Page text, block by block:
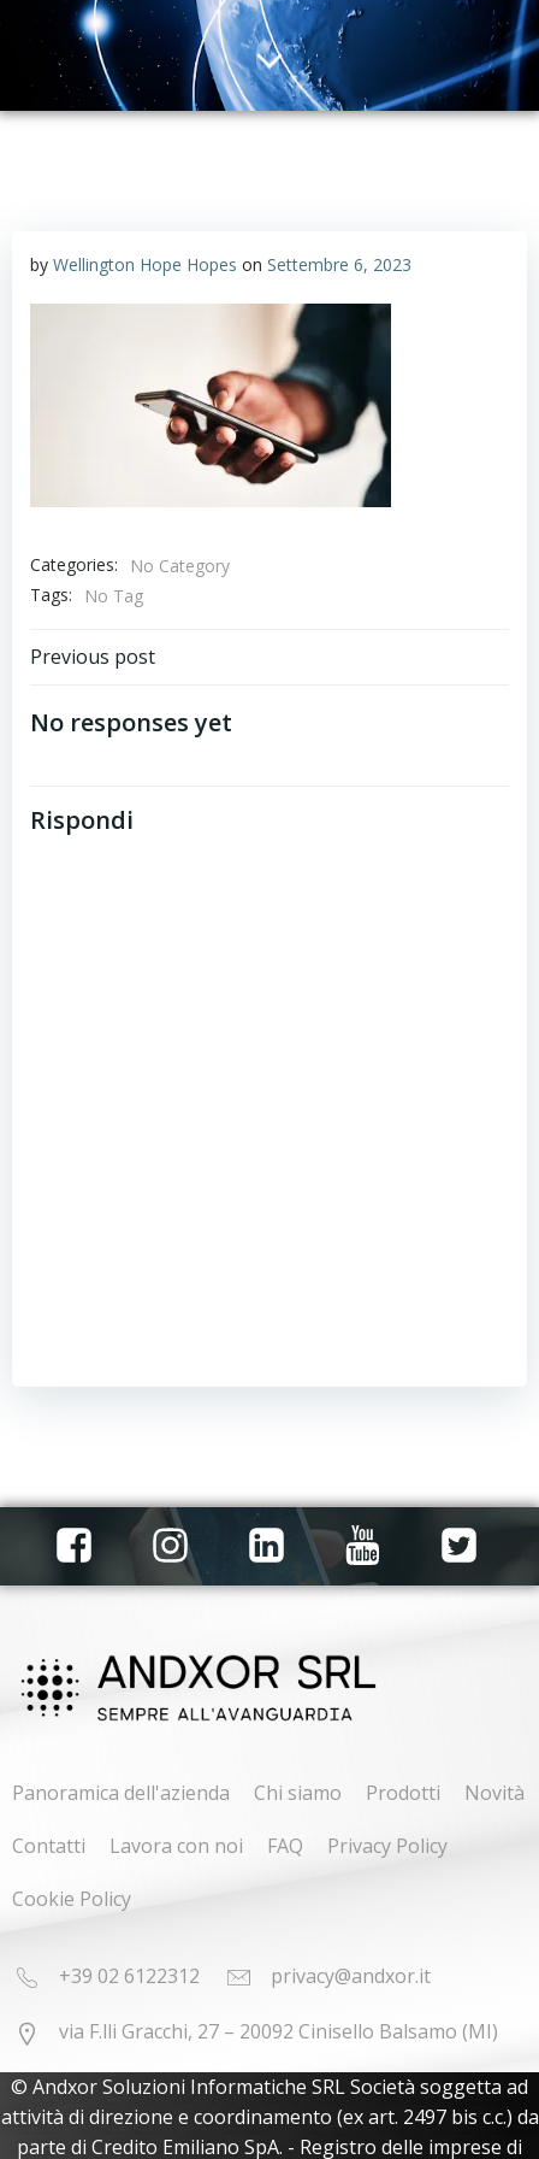
by Wellington Hope Hopes on Settembre 6, 2023
Categories:
No Category
Tags:
No Tag
Post
navigation
Previous post
No responses yet
Rispondi
Panoramica dell'azienda Chi siamo Prodotti
Novità
Contatti
Lavora con noi FAQ
Privacy Policy
Cookie Policy
+39 02 6122312 privacy@andxor.it
via F.lli Gracchi, 27 – 20092 Cinisello Balsamo (MI)
© Andxor Soluzioni Informatiche SRL Società soggetta ad
attività di direzione e coordinamento (ex art. 2497 bis c.c.) da
parte di Credito Emiliano SpA. - Registro delle imprese di